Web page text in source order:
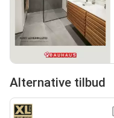
Alternative tilbud